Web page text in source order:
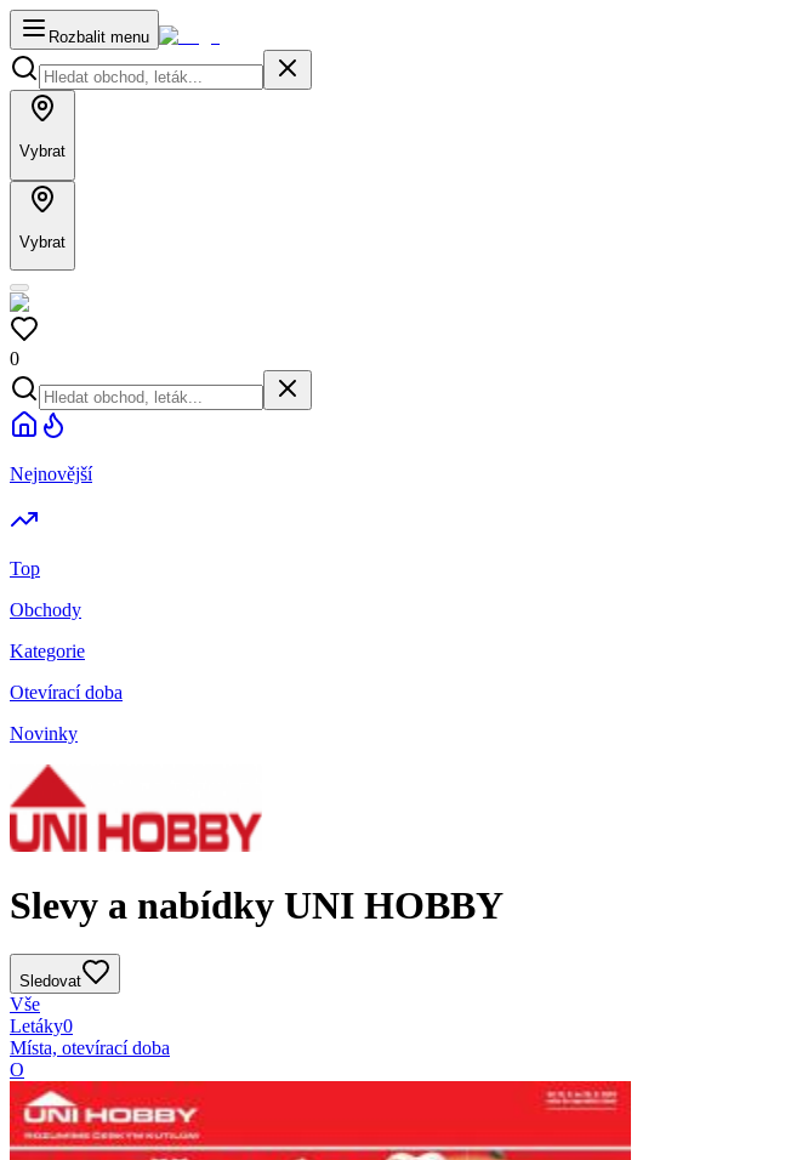
Rozbalit menu
Vybrat
Vybrat
0
Nejnovější
Top
Obchody
Kategorie
Otevírací doba
Novinky
Slevy a nabídky UNI HOBBY
Sledovat
Vše
Letáky0
Místa, otevírací doba
O